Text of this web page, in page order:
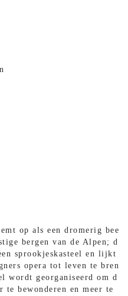
op als een dromerig bee
bergen van de Alpen; d
sprookjeskasteel en lijkt
opera tot leven te bren
wordt georganiseerd om d
te bewonderen en meer te